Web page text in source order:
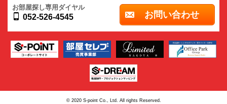
お部屋探し専用ダイヤル
052-526-4545 お問い合わせ
© 2020 S-point Co., Ltd. All rights Reserved.